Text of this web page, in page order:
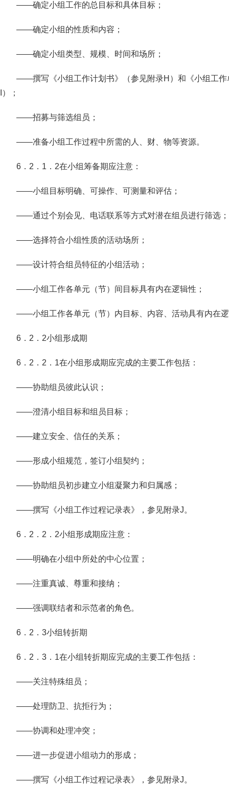
——确定小组工作的总目标和具体目标；
——确定小组的性质和内容；
——确定小组类型、规模、时间和场所；
——撰写《小组工作计划书》（参见附录H）和《小组工作
I）；
——招募与筛选组员；
——准备小组工作过程中所需的人、财、物等资源。
6．2．1．2在小组筹备期应注意：
——小组目标明确、可操作、可测量和评估；
——通过个别会见、电话联系等方式对潜在组员进行筛选；
——选择符合小组性质的活动场所；
——设计符合组员特征的小组活动；
——小组工作各单元（节）间目标具有内在逻辑性；
——小组工作各单元（节）内目标、内容、活动具有内在
6．2．2小组形成期
6．2．2．1在小组形成期应完成的主要工作包括：
——协助组员彼此认识；
——澄清小组目标和组员目标；
——建立安全、信任的关系；
——形成小组规范，签订小组契约；
——协助组员初步建立小组凝聚力和归属感；
——撰写《小组工作过程记录表》，参见附录J。
6．2．2．2小组形成期应注意：
——明确在小组中所处的中心位置；
——注重真诚、尊重和接纳；
——强调联结者和示范者的角色。
6．2．3小组转折期
6．2．3．1在小组转折期应完成的主要工作包括：
——关注特殊组员；
——处理防卫、抗拒行为；
——协调和处理冲突；
——进一步促进小组动力的形成；
——撰写《小组工作过程记录表》，参见附录J。